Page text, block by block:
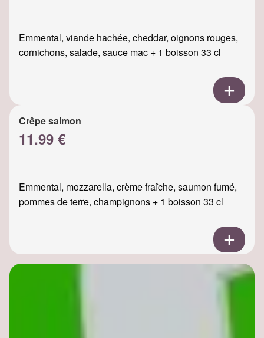
Emmental, viande hachée, cheddar, oignons rouges,
cornichons, salade, sauce mac + 1 boisson 33 cl
Crêpe salmon
11.99 €
Emmental, mozzarella, crème fraîche, saumon fumé,
pommes de terre, champignons + 1 boisson 33 cl